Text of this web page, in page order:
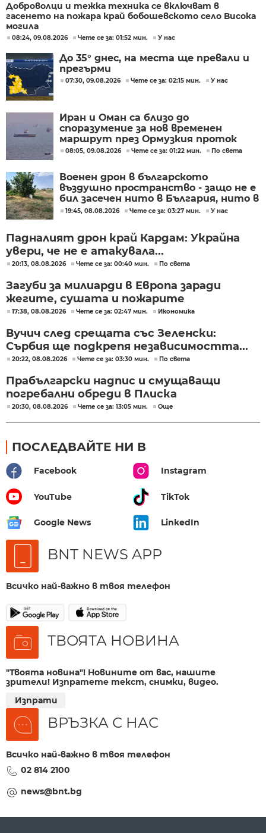
Доброволци и тежка техника се включват в
гасенето на пожара край бобошевското село Висока
могила
08:24, 09.08.2026 Чете се за: 01:52 мин. У нас
До 35° днес, на места ще превали и
прегърми
07:30, 09.08.2026 Чете се за: 02:15 мин. У нас
Иран и Оман са близо до
споразумение за нов временен
маршрут през Ормузкия проток
08:05, 09.08.2026 Чете се за: 01:22 мин. По света
Военен дрон в българското
въздушно пространство - защо не е
бил засечен нито в България, нито в
Румъния?
19:45, 08.08.2026 Чете се за: 03:27 мин. У нас
Падналият дрон край Кардам: Украйна
увери, че не е атакувала...
20:13, 08.08.2026 Чете се за: 00:40 мин. По света
Загуби за милиарди в Европа заради
жегите, сушата и пожарите
17:38, 08.08.2026 Чете се за: 02:47 мин. Икономика
Вучич след срещата със Зеленски:
Сърбия ще подкрепя независимостта...
20:22, 08.08.2026 Чете се за: 03:30 мин. По света
Прабългарски надпис и смущаващи
погребални обреди в Плиска
20:30, 08.08.2026 Чете се за: 13:05 мин. Още
ПОСЛЕДВАЙТЕ НИ В
Facebook Instagram
YouTube TikTok
Google News LinkedIn
BNT NEWS APP
Всичко най-важно в твоя телефон
ТВОЯТА НОВИНА
"Твоята новина"! Новините от вас, нашите
зрители! Изпратете текст, снимки, видео.
Изпрати
ВРЪЗКА С НАС
Всичко най-важно в твоя телефон
02 814 2100
news@bnt.bg